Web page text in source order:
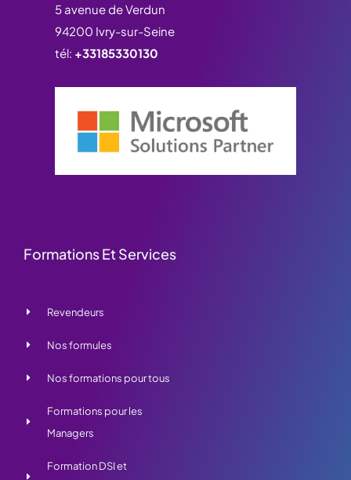
5 avenue de Verdun
94200 Ivry-sur-Seine
tél: +33185330130
Formations Et Services
Revendeurs
Nos formules
Nos formations pour tous
Formations pour les
Managers
Formation DSI et